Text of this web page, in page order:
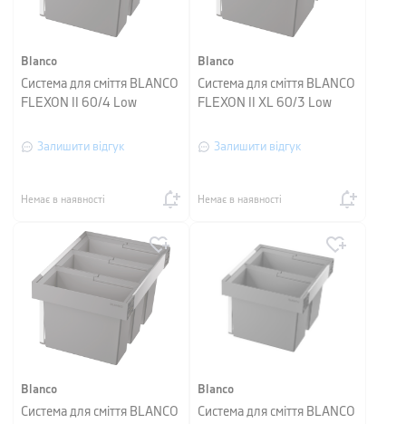
Blanco
Система для сміття BLANCO
FLEXON II 60/4 Low
Залишити відгук
Немає в наявності
Blanco
Система для сміття BLANCO
FLEXON II XL 60/3 Low
Залишити відгук
Немає в наявності
Blanco
Система для сміття BLANCO
Blanco
Система для сміття BLANCO